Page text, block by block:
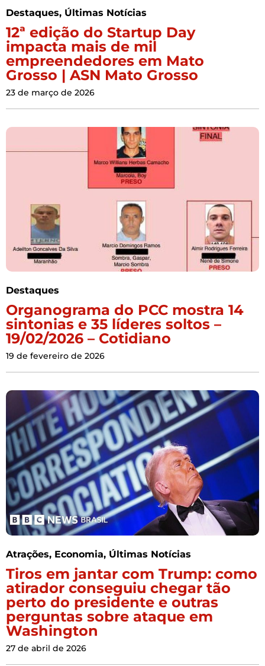
Destaques, Últimas Notícias
12ª edição do Startup Day
impacta mais de mil
empreendedores em Mato
Grosso | ASN Mato Grosso
23 de março de 2026
Destaques
Organograma do PCC mostra 14
sintonias e 35 líderes soltos –
19/02/2026 – Cotidiano
19 de fevereiro de 2026
Atrações, Economia, Últimas Notícias
Tiros em jantar com Trump: como
atirador conseguiu chegar tão
perto do presidente e outras
perguntas sobre ataque em
Washington
27 de abril de 2026